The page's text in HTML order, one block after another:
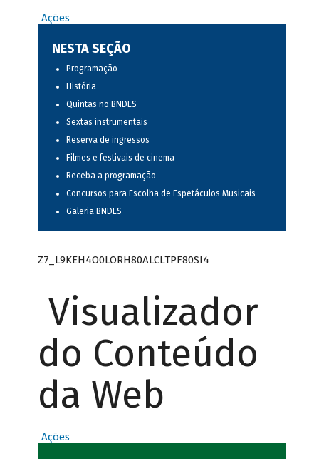
Ações
NESTA SEÇÃO
Programação
História
Quintas no BNDES
Sextas instrumentais
Reserva de ingressos
Filmes e festivais de cinema
Receba a programação
Concursos para Escolha de Espetáculos Musicais
Galeria BNDES
Z7_L9KEH4O0LORH80ALCLTPF80SI4
Visualizador
do Conteúdo
da Web
Ações